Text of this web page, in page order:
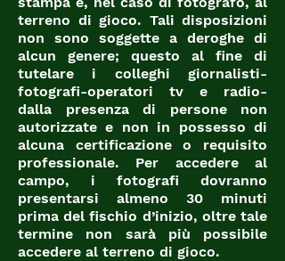
terreno di gioco. Tali disposizioni
non sono soggette a deroghe di
alcun genere; questo al fine di
tutelare i colleghi giornalisti-
fotografi-operatori tv e radio-
dalla presenza di persone non
autorizzate e non in possesso di
alcuna certificazione o requisito
professionale. Per accedere al
campo, i fotografi dovranno
presentarsi almeno 30 minuti
prima del fischio d’inizio, oltre tale
termine non sarà più possibile
accedere al terreno di gioco.